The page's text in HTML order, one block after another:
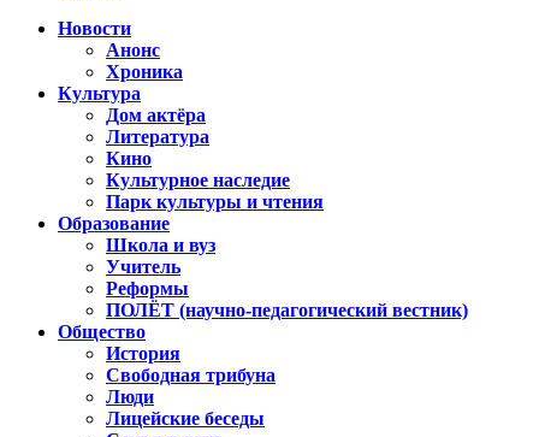
Новости
Анонс
Хроника
Культура
Дом актёра
Литература
Кино
Культурное наследие
Парк культуры и чтения
Образование
Школа и вуз
Учитель
Реформы
ПОЛЁТ (научно-педагогический вестник)
Общество
История
Свободная трибуна
Люди
Лицейские беседы